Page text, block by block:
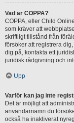
Vad är COPPA?
COPPA, eller Child
som kräver att
skriftligt tillstånd från
försöker att registrera
dig på, kontakta ett
juridisk rådgivning och
Upp
Varför kan jag inte
Det är möjligt att
användarnamn du
också ha inaktiverat